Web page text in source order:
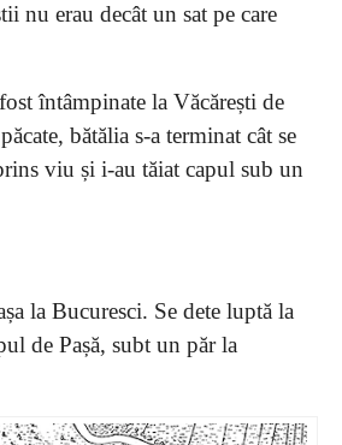
nu erau decât un sat pe care
întâmpinate la Văcărești de
bătălia s-a terminat cât se
viu și i-au tăiat capul sub un
la Bucuresci. Se dete luptă la
de Pașă, subt un păr la